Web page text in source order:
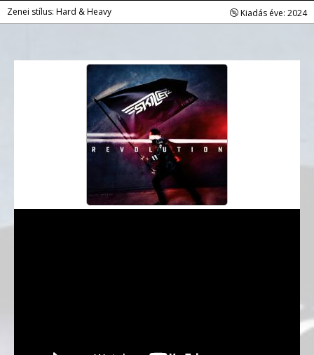
Zenei stílus: Hard & Heavy Kiadás éve: 2024